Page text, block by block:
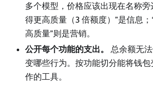
多个模型，价格应该出现在名称旁
得更高质量（3 倍额度）”是信息；
高质量”则是营销。
公开每个功能的支出。
总余额无
变哪些行为。按功能切分能将钱
作的工具。